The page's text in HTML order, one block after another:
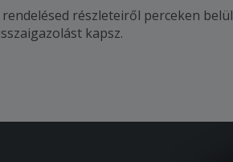
rendelésed részleteiről perceken belül
kapsz.